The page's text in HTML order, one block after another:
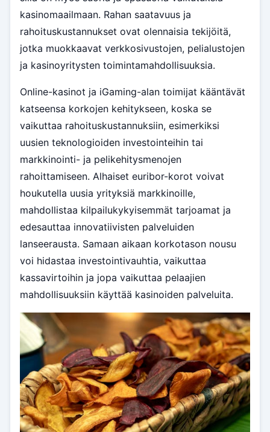
kasinomaailmaan. Rahan saatavuus ja
rahoituskustannukset ovat olennaisia tekijöitä,
jotka muokkaavat verkkosivustojen, pelialustojen
ja kasinoyritysten toimintamahdollisuuksia.
Online-kasinot ja iGaming-alan toimijat kääntävät
katseensa korkojen kehitykseen, koska se
vaikuttaa rahoituskustannuksiin, esimerkiksi
uusien teknologioiden investointeihin tai
markkinointi- ja pelikehitysmenojen
rahoittamiseen. Alhaiset euribor-korot voivat
houkutella uusia yrityksiä markkinoille,
mahdollistaa kilpailukykyisemmät tarjoamat ja
edesauttaa innovatiivisten palveluiden
lanseerausta. Samaan aikaan korkotason nousu
voi hidastaa investointivauhtia, vaikuttaa
kassavirtoihin ja jopa vaikuttaa pelaajien
mahdollisuuksiin käyttää kasinoiden palveluita.